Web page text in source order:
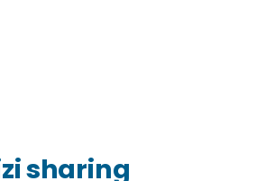
sharing